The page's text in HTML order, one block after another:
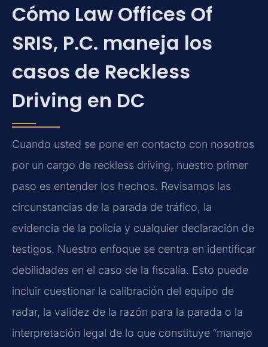
Cómo Law Offices Of
SRIS, P.C. maneja los
casos de Reckless
Driving en DC
Cuando usted se pone en contacto con nosotros
por un cargo de reckless driving, nuestro primer
paso es entender los hechos. Revisamos las
circunstancias de la parada de tráfico, la
evidencia de la policía y cualquier declaración de
testigos. Nuestro enfoque se centra en identificar
debilidades en el caso de la fiscalía. Esto puede
incluir cuestionar la calibración del equipo de
radar, la validez de la razón para la parada o la
interpretación legal de lo que constituye “manejo